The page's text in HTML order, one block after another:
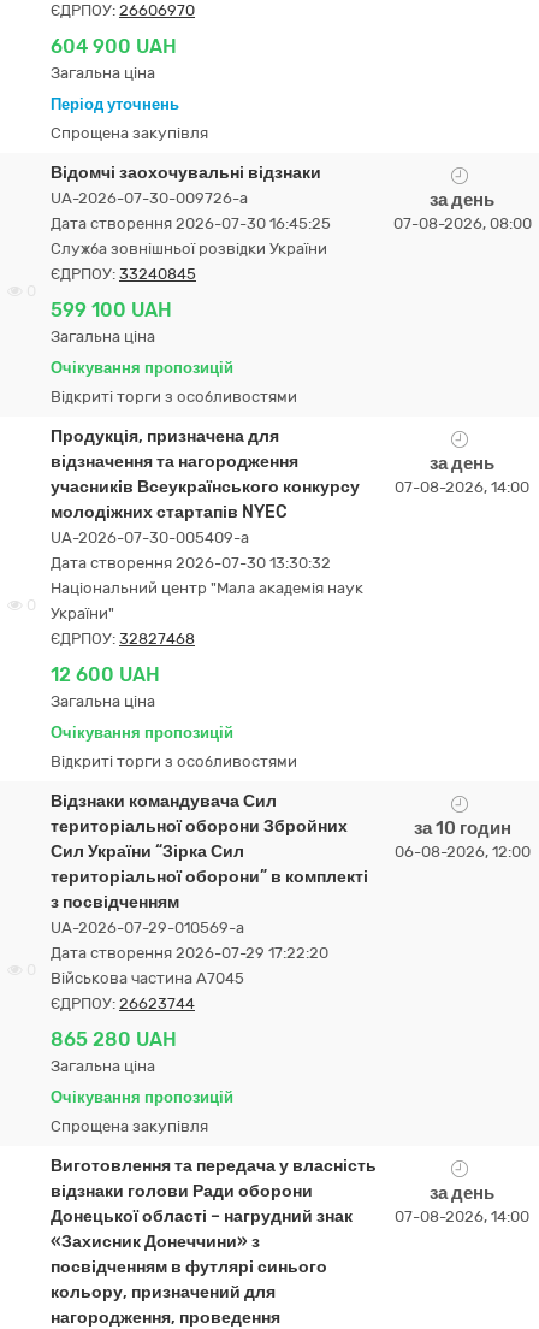
ЄДРПОУ: 26606970
604 900 UAH
Загальна ціна
Період уточнень
Спрощена закупівля
Відомчі заохочувальні відзнаки
UA-2026-07-30-009726-a
Дата створення 2026-07-30 16:45:25
Служба зовнішньої розвідки України
ЄДРПОУ: 33240845
599 100 UAH
Загальна ціна
Очікування пропозицій
Відкриті торги з особливостями
за день
07-08-2026, 08:00
0
Продукція, призначена для
відзначення та нагородження
учасників Всеукраїнського конкурсу
молодіжних стартапів NYEC
UA-2026-07-30-005409-a
Дата створення 2026-07-30 13:30:32
Національний центр "Мала академія наук
України"
ЄДРПОУ: 32827468
12 600 UAH
Загальна ціна
Очікування пропозицій
Відкриті торги з особливостями
за день
07-08-2026, 14:00
Відзнаки командувача Сил
територіальної оборони Збройних
Сил України “Зірка Сил
територіальної оборони” в комплекті
з посвідченням
UA-2026-07-29-010569-a
Дата створення 2026-07-29 17:22:20
Військова частина А7045
ЄДРПОУ: 26623744
865 280 UAH
Загальна ціна
Очікування пропозицій
Спрощена закупівля
за 10 годин
06-08-2026, 12:00
Виготовлення та передача у власність
відзнаки голови Ради оборони
Донецької області – нагрудний знак
«Захисник Донеччини» з
посвідченням в футлярі синього
кольору, призначений для
нагородження, проведення
за день
07-08-2026, 14:00